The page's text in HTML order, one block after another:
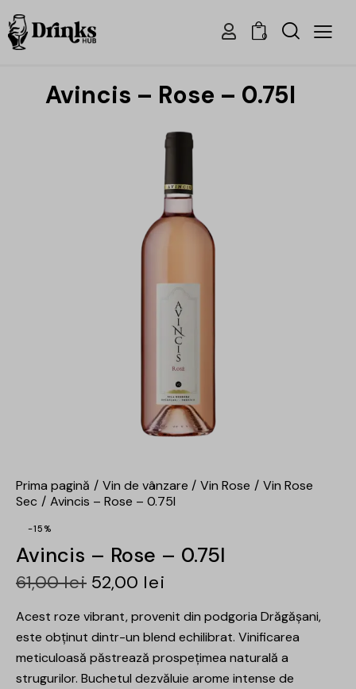
0
Avincis – Rose – 0.75l
Prima pagină Vin de vânzare Vin Rose
Vin Rose
Sec
Avincis – Rose – 0.75l
-15%
Avincis – Rose – 0.75l
61,00lei 52,00 lei
Acest roze vibrant, provenit din podgoria Drăgășani,
este obținut dintr-un blend echilibrat. Vinificarea
meticuloasă păstrează prospețimea naturală a
strugurilor. Buchetul dezvăluie arome intense de